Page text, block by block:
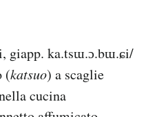
giapp. ka.tsɯ.ɔ.bɯ.ɕi/
(katsuo) a scaglie
cucina